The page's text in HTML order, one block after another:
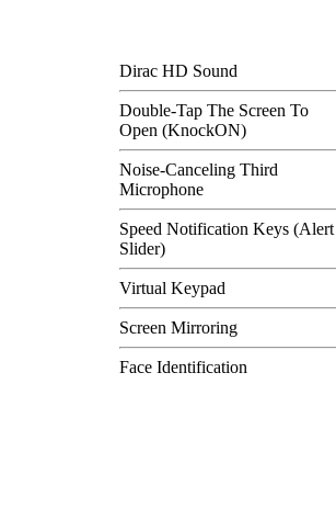
Dirac HD Sound
Double-Tap The Screen To
Open (KnockON)
Noise-Canceling Third
Microphone
Speed Notification Keys (Alert
Slider)
Virtual Keypad
Screen Mirroring
Face Identification